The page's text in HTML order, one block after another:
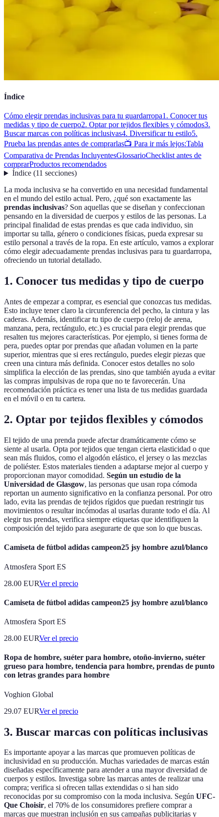
Índice
Cómo elegir prendas inclusivas para tu guardarropa1. Conocer tus
medidas y tipo de cuerpo2. Optar por tejidos flexibles y cómodos3.
Buscar marcas con políticas inclusivas4. Diversificar tu estilo5.
Prueba las prendas antes de comprarlas📺 Para ir más lejos:Tabla
Comparativa de Prendas IncluyentesGlossarioChecklist antes de
comprarProductos recomendados
Índice(11 secciones)
La moda inclusiva se ha convertido en una necesidad fundamental
en el mundo del estilo actual. Pero, ¿qué son exactamente las
prendas inclusivas? Son aquellas que se diseñan y confeccionan
pensando en la diversidad de cuerpos y estilos de las personas. La
principal finalidad de estas prendas es que cada individuo, sin
importar su talla, género o condiciones físicas, pueda expresar su
estilo personal a través de la ropa. En este artículo, vamos a explorar
cómo elegir adecuadamente prendas inclusivas para tu guardarropa,
ofreciendo un tutorial detallado.
1. Conocer tus medidas y tipo de cuerpo
Antes de empezar a comprar, es esencial que conozcas tus medidas.
Esto incluye tener claro la circunferencia del pecho, la cintura y las
caderas. Además, identificar tu tipo de cuerpo (reloj de arena,
manzana, pera, rectángulo, etc.) es crucial para elegir prendas que
resalten tus mejores características. Por ejemplo, si tienes forma de
pera, puedes optar por prendas que añadan volumen en la parte
superior, mientras que si eres rectángulo, puedes elegir piezas que
creen una cintura más definida. Conocer estos detalles no solo
simplifica la elección de las prendas, sino que también ayuda a evitar
las compras impulsivas de ropa que no te favorecerán. Una
recomendación práctica es tener una lista de tus medidas guardada
en el móvil o en tu cartera.
2. Optar por tejidos flexibles y cómodos
El tejido de una prenda puede afectar dramáticamente cómo se
siente al usarla. Opta por tejidos que tengan cierta elasticidad o que
sean más fluidos, como el algodón elástico, el jersey o las mezclas
de poliéster. Estos materiales tienden a adaptarse mejor al cuerpo y
proporcionan mayor comodidad. Según un estudio de la
Universidad de Glasgow, las personas que usan ropa cómoda
reportan un aumento significativo en la confianza personal. Por otro
lado, evita las prendas de tejidos rígidos que puedan restringir tus
movimientos o resultar incómodas al usarlas durante todo el día. Al
elegir tus prendas, verifica siempre etiquetas que identifiquen la
composición del tejido para asegurarte de que son lo que buscas.
Camiseta de fútbol adidas campeon25 jsy hombre azul/blanco
Atmosfera Sport ES
28.00 EURVer el precio
Camiseta de fútbol adidas campeon25 jsy hombre azul/blanco
Atmosfera Sport ES
28.00 EURVer el precio
Ropa de hombre, suéter para hombre, otoño-invierno, suéter
grueso para hombre, tendencia para hombre, prendas de punto
con letras grandes para hombre
Voghion Global
29.07 EURVer el precio
3. Buscar marcas con políticas inclusivas
Es importante apoyar a las marcas que promueven políticas de
inclusividad en su producción. Muchas variedades de marcas están
diseñadas específicamente para atender a una mayor diversidad de
cuerpos y estilos. Investiga sobre las marcas antes de realizar una
compra; verifica si ofrecen tallas extendidas o si han sido
reconocidas por su compromiso con la moda inclusiva. Según UFC-
Que Choisir, el 70% de los consumidores prefiere comprar a
marcas que muestran inclusión en sus campañas publicitarias y